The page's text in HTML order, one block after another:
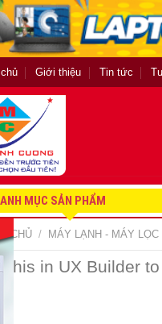
Giới thiệu Tin tức
MỤC SẢN PHẨM
CHỦ / MÁY LẠNH - MÁY LỌC
this in UX Builder